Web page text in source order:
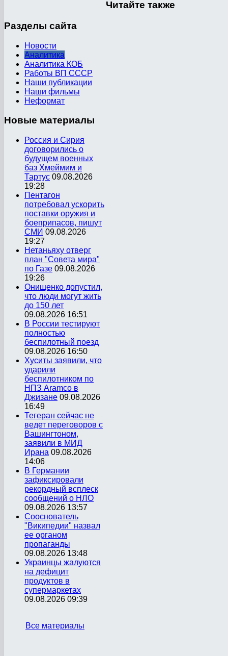
Читайте также
Разделы сайта
Новости
Аналитика
Аналитика КОБ
Работы ВП СССР
Наши публикации
Наши фильмы
Неформат
Новые материалы
Россия и Сирия
договорились о
будущем военных
баз Хмеймим и
Тартус 09.08.2026
19:28
Пентагон
потребовал ускорить
поставки оружия и
боеприпасов, пишут
СМИ 09.08.2026
19:27
Нетаньяху отверг
план "Совета мира"
по Газе 09.08.2026
19:26
Онищенко допустил,
что люди могут жить
до 150 лет
09.08.2026 16:51
В России тестируют
полностью
беспилотный поезд
09.08.2026 16:50
Хуситы заявили, что
ударили
беспилотником по
НПЗ Aramco в
Джизане 09.08.2026
16:49
Тегеран сейчас не
ведет переговоров с
Вашингтоном,
заявили в МИД
Ирана 09.08.2026
14:06
В Германии
зафиксировали
рекордный всплеск
сообщений о НЛО
09.08.2026 13:57
Сооснователь
"Википедии" назвал
ее органом
пропаганды
09.08.2026 13:48
Украинцы жалуются
на дефицит
продуктов в
супермаркетах
09.08.2026 09:39
Все материалы